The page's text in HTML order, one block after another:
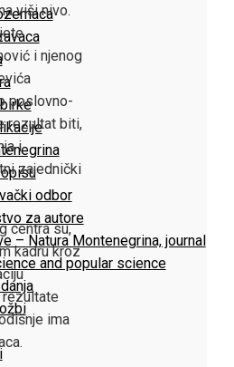
odbor
za autore
– Natura Montenegrina, journal
and popular science
viši nivo.
i njenog
poslovno-
rezultat biti,
i
zajednički
centra su,
kadru kroz
ima